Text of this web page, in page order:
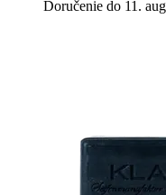
Doručenie do 11.